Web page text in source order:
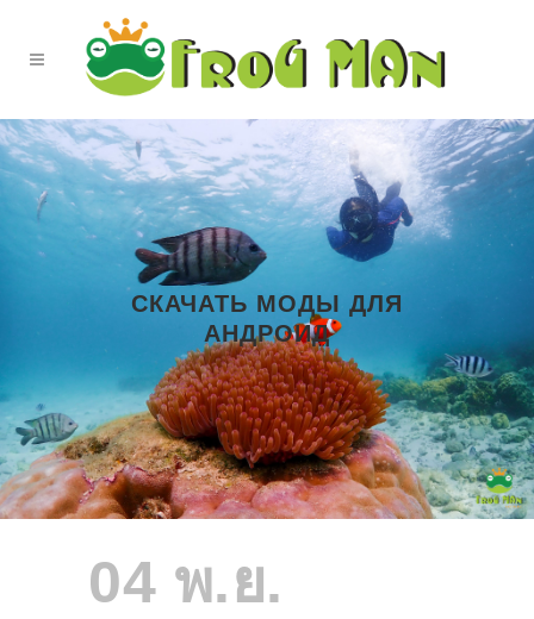
СКАЧАТЬ МОДЫ ДЛЯ
АНДРОИД
04 พ.ย.